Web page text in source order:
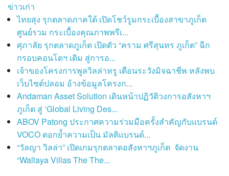
ข่าวเก่า
ไทยสุง รุกตลาดภาคใต้ เปิดโชว์รูมกระเบื้องสาขาภูเก็ต
ศูนย์รวม กระเบื้องคุณภาพพรีเ...
ศุภาลัย รุกตลาดภูเก็ต เปิดตัว “คราม ศรีสุนทร ภูเก็ต” ฉีก
กรอบคอนโดฯ เดิม สู่การอ...
เจ้าของโครงการพูลวิลล่าหรู เตือนระวังมิจฉาชีพ หลังพบ
เว็บไซต์ปลอม อ้างข้อมูลโครงก...
Andaman Asset Solution เดินหน้าปฏิวัติวงการอสังหาฯ
ภูเก็ต สู่ ‘Global Living Des...
ABOV Patong ประกาศความร่วมมือครั้งสำคัญกับแบรนด์
VOCO ตอกย้ำความเป็น มัลติแบรนด์...
“วัลญา วิลล่า” เปิดเกมรุกตลาดอสังหาฯภูเก็ต จัดงาน
“Wallaya Villas The The...